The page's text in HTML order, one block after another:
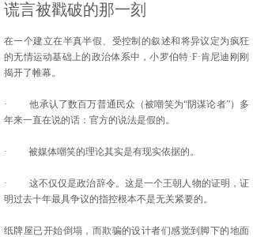
谎言被戳破的那一刻
在一个建立在半真半假、受控制的叙述和将异议定为疯狂
的无情运动基础上的政治体系中，小罗伯特·F·肯尼迪刚刚
揭开了帷幕。
· 他承认了数百万普通民众（被嘲笑为“阴谋论者”）多
年来一直在说的话：官方的说法是假的。
· 被媒体嘲笑的理论其实是有现实依据的。
· 这不仅仅是政治辞令。这是一个王朝人物的证明，证
明过去十年最具争议的指控根本不是无关紧要的。
纸牌屋已开始倒塌，而欺骗的设计者们感觉到脚下的地面